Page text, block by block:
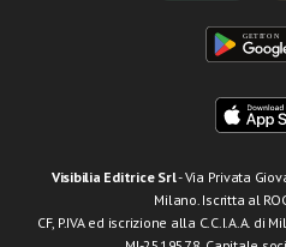
Visibilia Editrice Srl- Via Privata
Milano. Iscritta al
CF, P.IVA ed iscrizione alla C.C.I.A.A. di